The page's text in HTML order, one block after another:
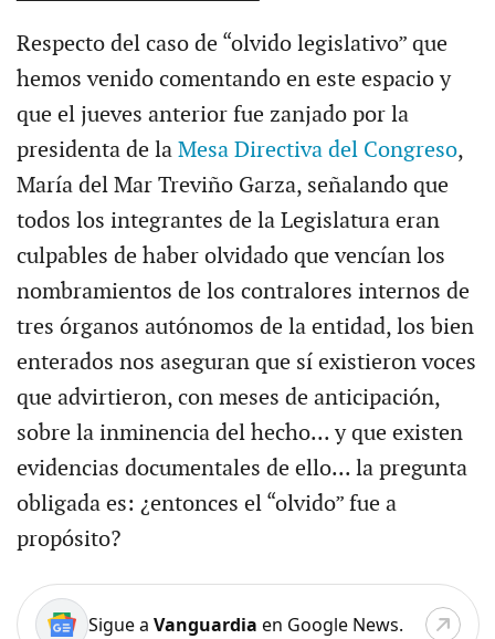
Respecto del caso de “olvido legislativo” que
hemos venido comentando en este espacio y
que el jueves anterior fue zanjado por la
presidenta de la Mesa Directiva del Congreso,
María del Mar Treviño Garza, señalando que
todos los integrantes de la Legislatura eran
culpables de haber olvidado que vencían los
nombramientos de los contralores internos de
tres órganos autónomos de la entidad, los bien
enterados nos aseguran que sí existieron voces
que advirtieron, con meses de anticipación,
sobre la inminencia del hecho... y que existen
evidencias documentales de ello... la pregunta
obligada es: ¿entonces el “olvido” fue a
propósito?
Sigue a Vanguardia en Google News.